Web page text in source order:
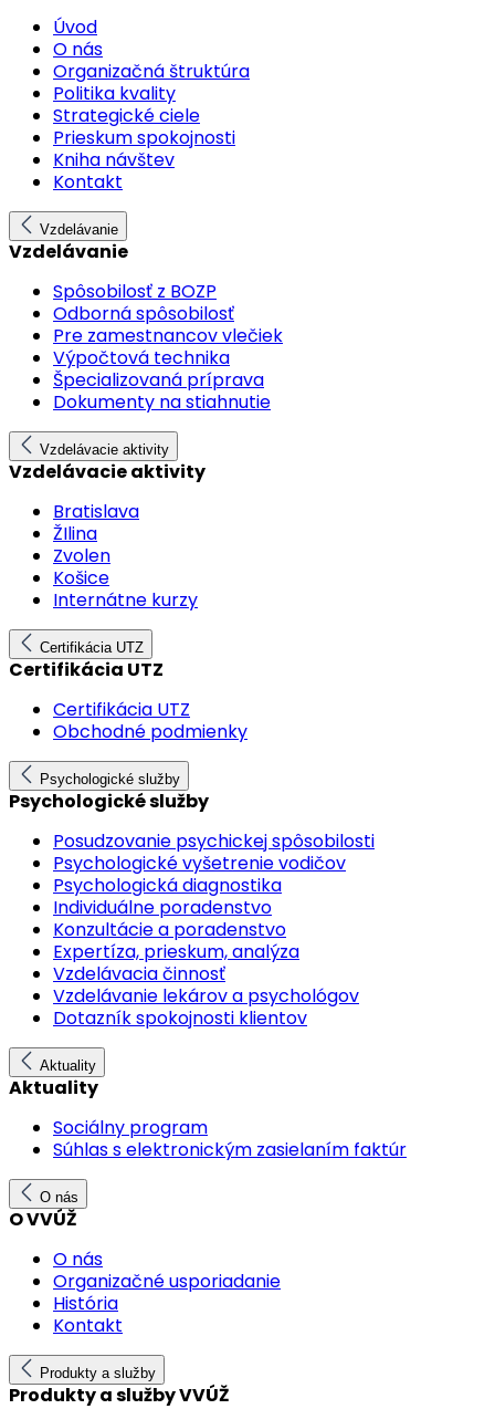
Úvod
O nás
Organizačná štruktúra
Politika kvality
Strategické ciele
Prieskum spokojnosti
Kniha návštev
Kontakt
Vzdelávanie
Vzdelávanie
Spôsobilosť z BOZP
Odborná spôsobilosť
Pre zamestnancov vlečiek
Výpočtová technika
Špecializovaná príprava
Dokumenty na stiahnutie
Vzdelávacie aktivity
Vzdelávacie aktivity
Bratislava
ŽIlina
Zvolen
Košice
Internátne kurzy
Certifikácia UTZ
Certifikácia UTZ
Certifikácia UTZ
Obchodné podmienky
Psychologické služby
Psychologické služby
Posudzovanie psychickej spôsobilosti
Psychologické vyšetrenie vodičov
Psychologická diagnostika
Individuálne poradenstvo
Konzultácie a poradenstvo
Expertíza, prieskum, analýza
Vzdelávacia činnosť
Vzdelávanie lekárov a psychológov
Dotazník spokojnosti klientov
Aktuality
Aktuality
Sociálny program
Súhlas s elektronickým zasielaním faktúr
O nás
O VVÚŽ
O nás
Organizačné usporiadanie
História
Kontakt
Produkty a služby
Produkty a služby VVÚŽ